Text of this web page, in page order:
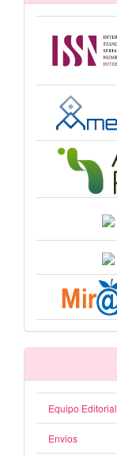
Equipo Editorial
Envios